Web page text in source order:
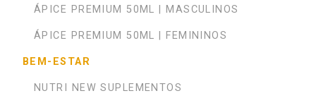
ÁPICE PREMIUM 50ML | MASCULINOS
ÁPICE PREMIUM 50ML | FEMININOS
BEM-ESTAR
NUTRI NEW SUPLEMENTOS